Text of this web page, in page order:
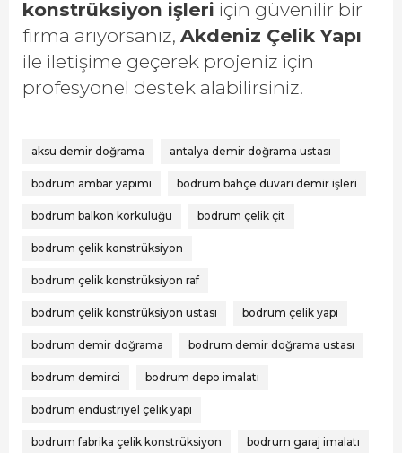
konstrüksiyon işleri için güvenilir bir
firma arıyorsanız, Akdeniz Çelik Yapı
ile iletişime geçerek projeniz için
profesyonel destek alabilirsiniz.
aksu demir doğrama antalya demir doğrama ustası
bodrum ambar yapımı bodrum bahçe duvarı demir işleri
bodrum balkon korkuluğu bodrum çelik çit
bodrum çelik konstrüksiyon
bodrum çelik konstrüksiyon raf
bodrum çelik konstrüksiyon ustası bodrum çelik yapı
bodrum demir doğrama bodrum demir doğrama ustası
bodrum demirci bodrum depo imalatı
bodrum endüstriyel çelik yapı
bodrum fabrika çelik konstrüksiyon bodrum garaj imalatı